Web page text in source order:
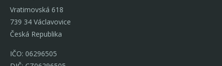
Vratimovská 618
739 34 Václavovice
Česká Republika
IČO: 06296505